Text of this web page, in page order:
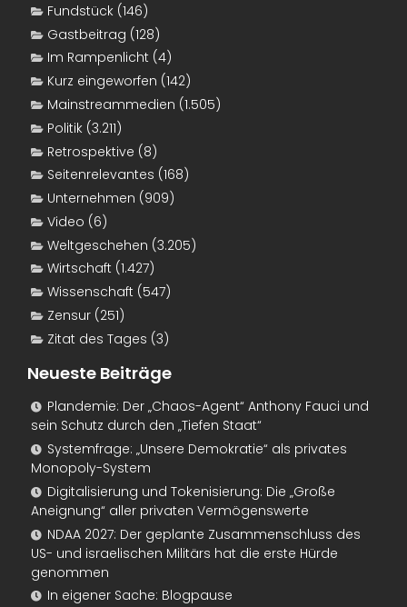
Fundstück (146)
Gastbeitrag (128)
Im Rampenlicht (4)
Kurz eingeworfen (142)
Mainstreammedien (1.505)
Politik (3.211)
Retrospektive (8)
Seitenrelevantes (168)
Unternehmen (909)
Video (6)
Weltgeschehen (3.205)
Wirtschaft (1.427)
Wissenschaft (547)
Zensur (251)
Zitat des Tages (3)
Neueste Beiträge
Plandemie: Der „Chaos-Agent“ Anthony Fauci und
sein Schutz durch den „Tiefen Staat“
Systemfrage: „Unsere Demokratie“ als privates
Monopoly-System
Digitalisierung und Tokenisierung: Die „Große
Aneignung“ aller privaten Vermögenswerte
NDAA 2027: Der geplante Zusammenschluss des
US- und israelischen Militärs hat die erste Hürde
genommen
In eigener Sache: Blogpause